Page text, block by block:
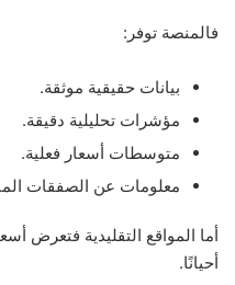
فالمنصة توفر:
بيانات حقيقية موثقة.
مؤشرات تحليلية دقيقة.
متوسطات أسعار فعلية.
معلومات عن الصفقات
أما المواقع التقليدية فتعرض
أحيانًا.